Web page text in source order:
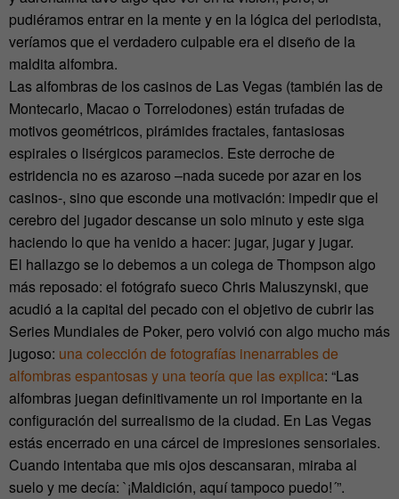
pudiéramos entrar en la mente y en la lógica del periodista,
veríamos que el verdadero culpable era el diseño de la
maldita alfombra.
Las alfombras de los casinos de Las Vegas (también las de
Montecarlo, Macao o Torrelodones) están trufadas de
motivos geométricos, pirámides fractales, fantasiosas
espirales o lisérgicos paramecios. Este derroche de
estridencia no es azaroso –nada sucede por azar en los
casinos-, sino que esconde una motivación: impedir que el
cerebro del jugador descanse un solo minuto y este siga
haciendo lo que ha venido a hacer: jugar, jugar y jugar.
El hallazgo se lo debemos a un colega de Thompson algo
más reposado: el fotógrafo sueco Chris Maluszynski, que
acudió a la capital del pecado con el objetivo de cubrir las
Series Mundiales de Poker, pero volvió con algo mucho más
jugoso: una colección de fotografías inenarrables de
alfombras espantosas y una teoría que las explica: “Las
alfombras juegan definitivamente un rol importante en la
configuración del surrealismo de la ciudad. En Las Vegas
estás encerrado en una cárcel de impresiones sensoriales.
Cuando intentaba que mis ojos descansaran, miraba al
suelo y me decía: `¡Maldición, aquí tampoco puedo!´”.